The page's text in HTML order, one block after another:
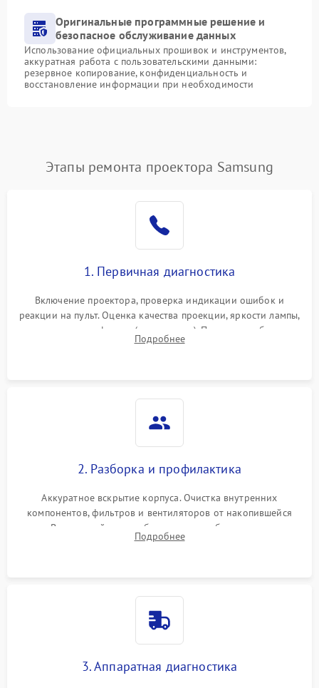
Оригинальные программные решение и
безопасное обслуживание данных
Использование официальных прошивок и инструментов,
аккуратная работа с пользовательскими данными:
резервное копирование, конфиденциальность и
восстановление информации при необходимости
Этапы ремонта проектора Samsung
1. Первичная диагностика
Включение проектора, проверка индикации ошибок и
реакции на пульт. Оценка качества проекции, яркости лампы,
наличия артефактов (точки, пятна). Проверка работы
системы охлаждения по уровню шума вентиляторов.
Подробнее
2. Разборка и профилактика
Аккуратное вскрытие корпуса. Очистка внутренних
компонентов, фильтров и вентиляторов от накопившейся
пыли. Визуальный осмотр блока питания, балласта лампы и
материнской платы на наличие прогаров или вздутых
Подробнее
3. Аппаратная диагностика